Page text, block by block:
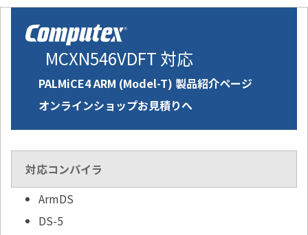
MCXN546VDFT 対応
PALMiCE4 ARM (Model-T) 製品紹介ページ
オンラインショップお見積りへ
対応コンパイラ
ArmDS
DS-5